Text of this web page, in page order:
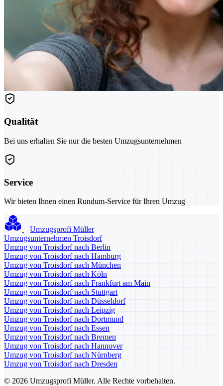
Qualität
Bei uns erhalten Sie nur die besten Umzugsunternehmen
Service
Wir bieten Ihnen einen Rundum-Service für Ihren Umzug
Umzugsprofi Müller
Umzugsunternehmen Troisdorf
Umzug von Troisdorf nach Berlin
Umzug von Troisdorf nach Hamburg
Umzug von Troisdorf nach München
Umzug von Troisdorf nach Köln
Umzug von Troisdorf nach Frankfurt am Main
Umzug von Troisdorf nach Stuttgart
Umzug von Troisdorf nach Düsseldorf
Umzug von Troisdorf nach Leipzig
Umzug von Troisdorf nach Dortmund
Umzug von Troisdorf nach Essen
Umzug von Troisdorf nach Bremen
Umzug von Troisdorf nach Hannover
Umzug von Troisdorf nach Nürnberg
Umzug von Troisdorf nach Dresden
© 2026 Umzugsprofi Müller. Alle Rechte vorbehalten.